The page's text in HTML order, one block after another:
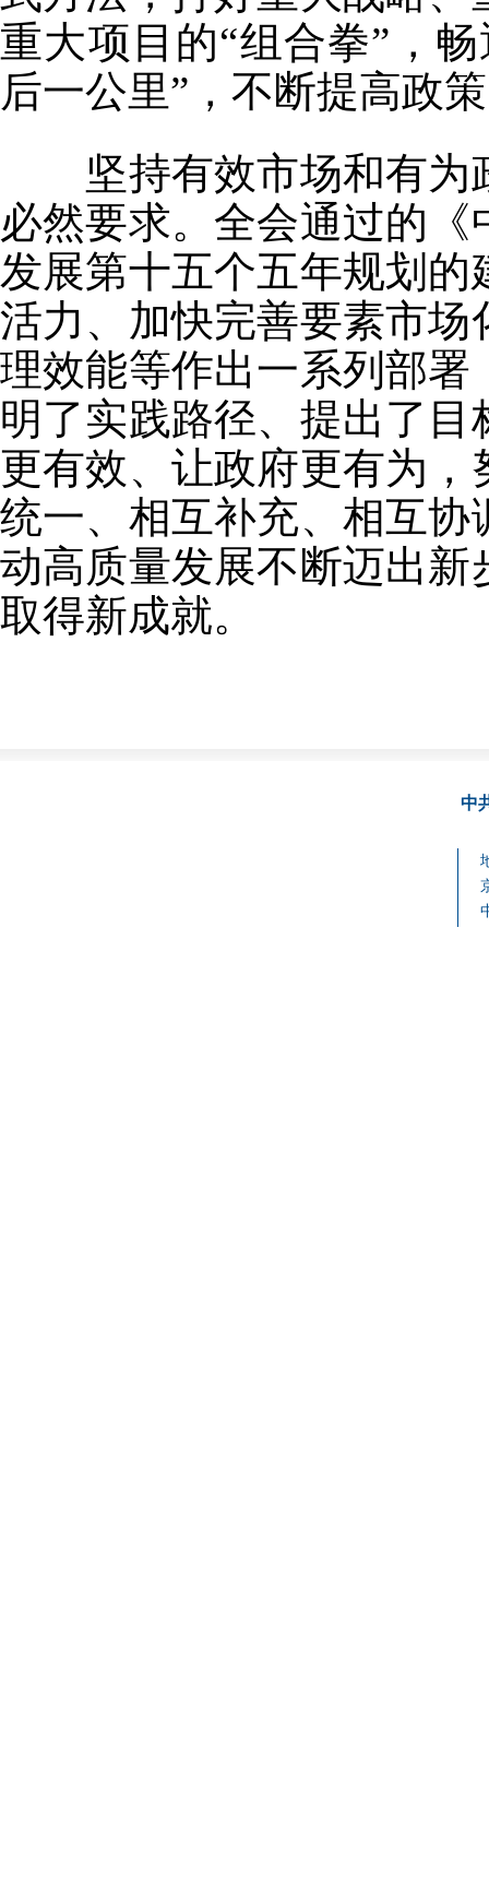
重大项目的“组合拳”，
后一公里”，不断提高政
坚持有效市场和有为
必然要求。全会通过的
发展第十五个五年规划
活力、加快完善要素市
理效能等作出一系列部
明了实践路径、提出了
更有效、让政府更有为
统一、相互补充、相互
动高质量发展不断迈出
取得新成就。
中